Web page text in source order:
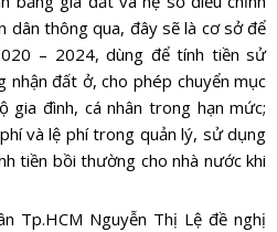
dân thông qua, đây sẽ là cơ sở để
– 2024, dùng để tính tiền sử
nhận đất ở, cho phép chuyển mục
đình, cá nhân trong hạn mức;
và lệ phí trong quản lý, sử dụng
tiền bồi thường cho nhà nước khi
Tp.HCM Nguyễn Thị Lệ đề nghị